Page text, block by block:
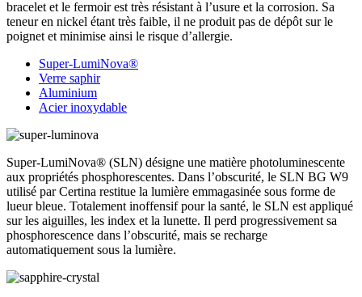
bracelet et le fermoir est très résistant à l’usure et la corrosion. Sa
teneur en nickel étant très faible, il ne produit pas de dépôt sur le
poignet et minimise ainsi le risque d’allergie.
Super-LumiNova®
Verre saphir
Aluminium
Acier inoxydable
Super-LumiNova® (SLN) désigne une matière photoluminescente
aux propriétés phosphorescentes. Dans l’obscurité, le SLN BG W9
utilisé par Certina restitue la lumière emmagasinée sous forme de
lueur bleue. Totalement inoffensif pour la santé, le SLN est appliqué
sur les aiguilles, les index et la lunette. Il perd progressivement sa
phosphorescence dans l’obscurité, mais se recharge
automatiquement sous la lumière.